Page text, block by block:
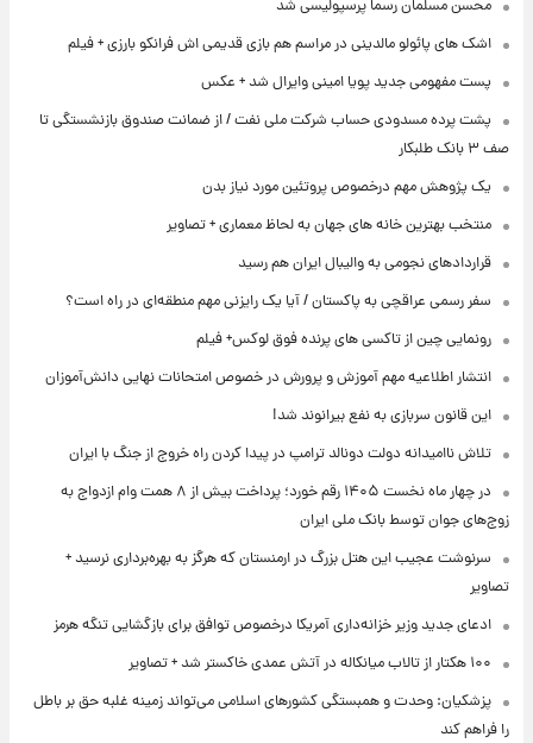
محسن مسلمان رسما پرسپولیسی شد
اشک های پائولو مالدینی در مراسم هم بازی قدیمی اش فرانکو بارزی + فیلم
پست مفهومی جدید پویا امینی وایرال شد + عکس
پشت پرده‌ مسدودی حساب شرکت ملی نفت / از ضمانت صندوق بازنشستگی تا
صف ۳ بانک طلبکار
یک پژوهش مهم درخصوص پروتئین مورد نیاز بدن
منتخب بهترین خانه های جهان به لحاظ معماری + تصاویر
قراردادهای نجومی به والیبال ایران هم رسید
سفر رسمی عراقچی به پاکستان / آیا یک رایزنی مهم منطقه‌ای در راه است؟
رونمایی چین از تاکسی های پرنده فوق لوکس+ فیلم
انتشار اطلاعیه مهم آموزش و پرورش در خصوص امتحانات نهایی دانش‌آموزان
این قانون سربازی به نفع بیرانوند شد!
تلاش ناامیدانه‌ دولت دونالد ترامپ در پیدا کردن راه خروج از جنگ با ایران
در چهار ماه نخست ۱۴۰۵ رقم خورد؛ پرداخت بیش از ۸ همت وام ازدواج به
زوج‌های جوان توسط بانک ملی ایران
سرنوشت عجیب این هتل بزرگ در ارمنستان که هرگز به بهره‌برداری نرسید +
تصاویر
ادعای جدید وزیر خزانه‌داری آمریکا درخصوص توافق برای بازگشایی تنگه هرمز
۱۰۰ هکتار از تالاب میانکاله در آتش عمدی خاکستر شد + تصاویر
پزشکیان: وحدت و همبستگی کشورهای اسلامی می‌تواند زمینه غلبه حق بر باطل
را فراهم کند